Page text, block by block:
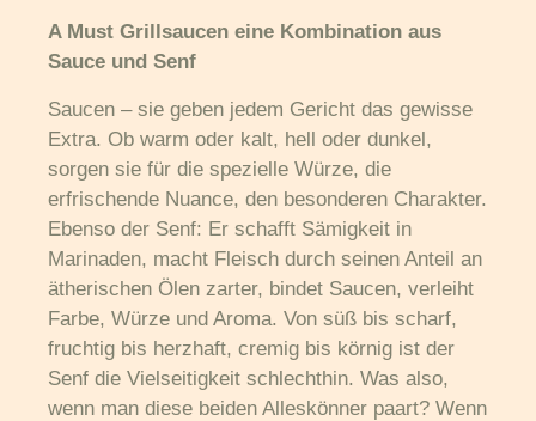
A Must Grillsaucen eine Kombination aus
Sauce und Senf
Saucen – sie geben jedem Gericht das gewisse
Extra. Ob warm oder kalt, hell oder dunkel,
sorgen sie für die spezielle Würze, die
erfrischende Nuance, den besonderen Charakter.
Ebenso der Senf: Er schafft Sämigkeit in
Marinaden, macht Fleisch durch seinen Anteil an
ätherischen Ölen zarter, bindet Saucen, verleiht
Farbe, Würze und Aroma. Von süß bis scharf,
fruchtig bis herzhaft, cremig bis körnig ist der
Senf die Vielseitigkeit schlechthin. Was also,
wenn man diese beiden Alleskönner paart? Wenn